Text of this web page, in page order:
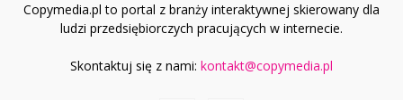
Copymedia.pl to portal z branży interaktywnej skierowany dla
ludzi przedsiębiorczych pracujących w internecie.
Skontaktuj się z nami: kontakt@copymedia.pl